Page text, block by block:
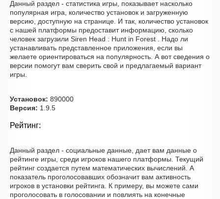
Данный раздел - статистика игры, показывает насколько
популярная игра, количество установок и загруженную
версию, доступную на странице. И так, количество установок
с нашей платформы предоставит информацию, сколько
человек загрузили Siren Head : Hunt in Forest . Надо ли
устанавливать представленное приложения, если вы
желаете ориентироваться на популярность. А вот сведения о
версии помогут вам сверить свой и предлагаемый вариант
игры.
Установок: 890000
Версия: 1.9.5
Рейтинг:
Данный раздел - социальные данные, дает вам данные о
рейтинге игры, среди игроков нашего платформы. Текущий
рейтинг создается путем математических вычислений. А
показатель проголосовавших обозначит вам активность
игроков в установки рейтинга. К примеру, вы можете сами
проголосовать в голосовании и повлиять на конечные